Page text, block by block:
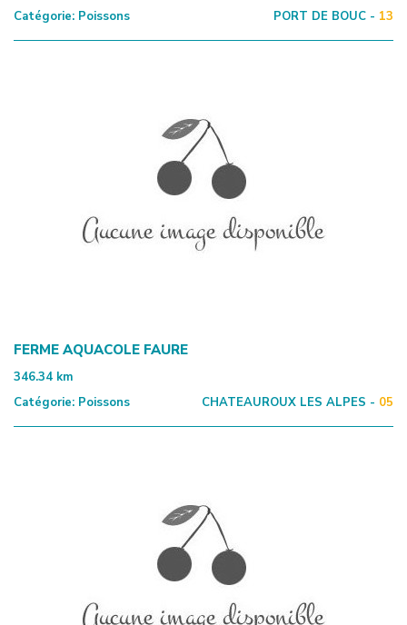
Catégorie: Poissons PORT DE BOUC - 13
FERME AQUACOLE FAURE
346.34 km
Catégorie: Poissons CHATEAUROUX LES ALPES - 05